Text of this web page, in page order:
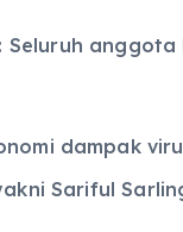
Seluruh
dampak
Sariful